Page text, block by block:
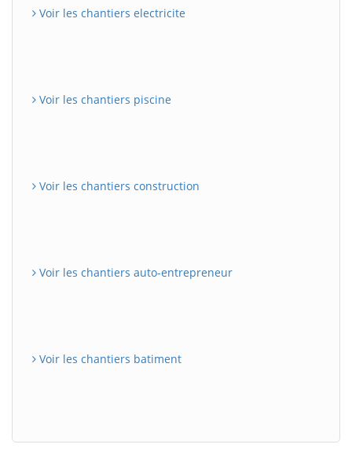
Voir les chantiers electricite
Voir les chantiers piscine
Voir les chantiers construction
Voir les chantiers auto-entrepreneur
Voir les chantiers batiment